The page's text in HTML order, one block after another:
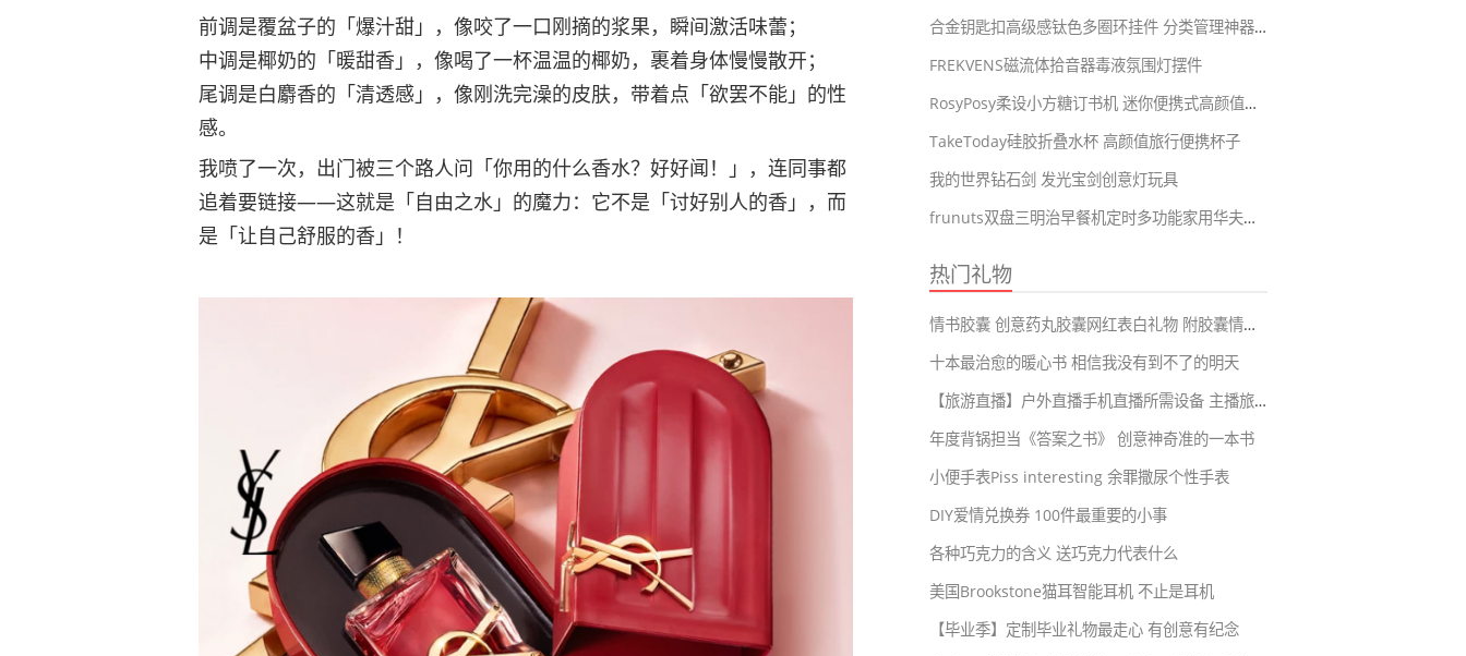
前调是覆盆子的「爆汁甜」，像咬了一口刚摘的浆果，瞬间激活味蕾；
中调是椰奶的「暖甜香」，像喝了一杯温温的椰奶，裹着身体慢慢散开；
尾调是白麝香的「清透感」，像刚洗完澡的皮肤，带着点「欲罢不能」的性
感。
我喷了一次，出门被三个路人问「你用的什么香水？好好闻！」，连同事都
追着要链接——这就是「自由之水」的魔力：它不是「讨好别人的香」，而
是「让自己舒服的香」！
合金钥匙扣高级感钛色多圈环挂件 分类管理神器可拆卸串链
FREKVENS磁流体拾音器毒液氛围灯摆件
RosyPosy柔设小方糖订书机 迷你便携式高颜值可爱手握式订书器
TakeToday硅胶折叠水杯 高颜值旅行便携杯子
我的世界钻石剑 发光宝剑创意灯玩具
frunuts双盘三明治早餐机定时多功能家用华夫饼蛋卷面包机
热门礼物
情书胶囊 创意药丸胶囊网红表白礼物 附胶囊情话短句99大全
十本最治愈的暖心书 相信我没有到不了的明天
【旅游直播】户外直播手机直播所需设备 主播旅游再也不会耽误直播啦
年度背锅担当《答案之书》 创意神奇准的一本书
小便手表Piss interesting 余罪撒尿个性手表
DIY爱情兑换券 100件最重要的小事
各种巧克力的含义 送巧克力代表什么
美国Brookstone猫耳智能耳机 不止是耳机
【毕业季】定制毕业礼物最走心 有创意有纪念